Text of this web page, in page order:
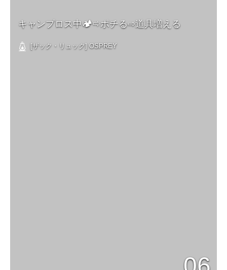
キャンプロス中🏕⇨ポチる⇨道具増える
[ザック・リュック] OSPREY